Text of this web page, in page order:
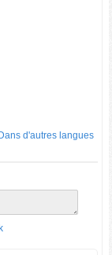
Dans d'autres langues